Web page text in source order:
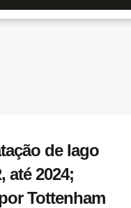
de Iago
até 2024;
Tottenham